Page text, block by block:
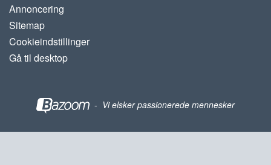
Annoncering
Sitemap
Cookieindstillinger
Gå til desktop
- Vi elsker passionerede mennesker